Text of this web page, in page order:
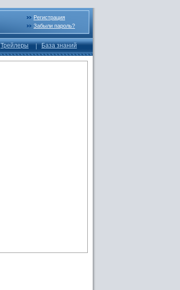
Регистрация
Забыли пароль?
Трейлеры База знаний